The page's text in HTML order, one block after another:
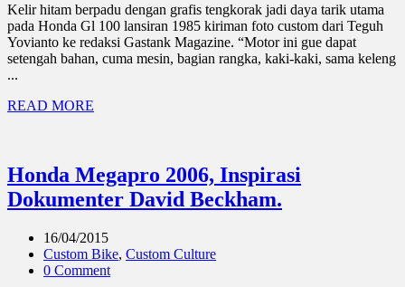
Kelir hitam berpadu dengan grafis tengkorak jadi daya tarik utama
pada Honda Gl 100 lansiran 1985 kiriman foto custom dari Teguh
Yovianto ke redaksi Gastank Magazine. “Motor ini gue dapat
setengah bahan, cuma mesin, bagian rangka, kaki-kaki, sama keleng
...
READ MORE
Honda Megapro 2006, Inspirasi
Dokumenter David Beckham.
16/04/2015
Custom Bike, Custom Culture
0 Comment